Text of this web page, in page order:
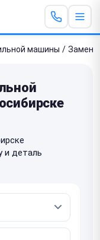
машины /
и деталь